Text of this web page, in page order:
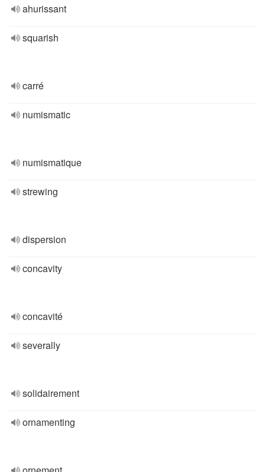
ahurissant
squarish
carré
numismatic
numismatique
strewing
dispersion
concavity
concavité
severally
solidairement
ornamenting